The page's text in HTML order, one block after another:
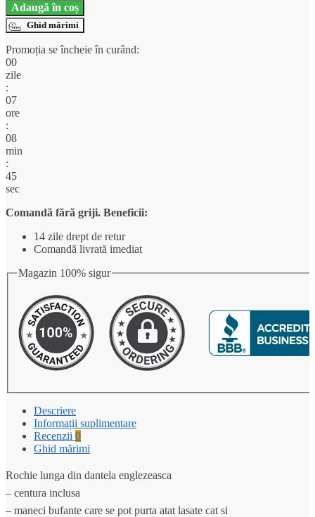
lunga
Indira
dantela
englezeasca
cu
centura
inclusa,
maneci
bufante
Adaugă în coș
Ghid mărimi
Promoția se încheie în curând:
00
zile
:
07
ore
:
08
min
:
44
sec
Comandă fără griji. Beneficii:
14 zile drept de retur
Comandă livrată imediat
Magazin 100% sigur
Descriere
Informații suplimentare
Recenzii 0
Ghid mărimi
Rochie lunga din dantela englezeasca
– centura inclusa
– maneci bufante care se pot purta atat lasate cat si